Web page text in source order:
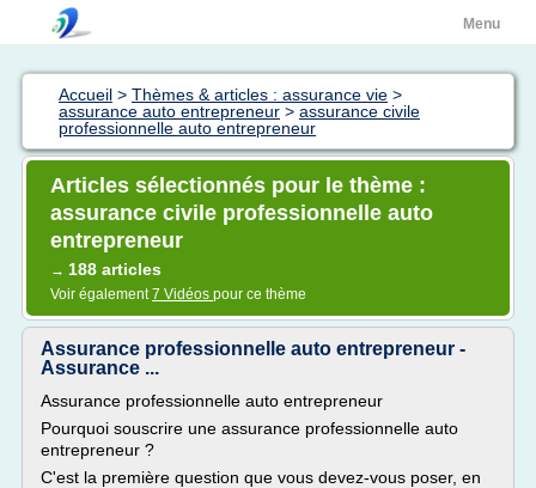
Menu
Accueil > Thèmes & articles : assurance vie >
assurance auto entrepreneur > assurance civile
professionnelle auto entrepreneur
Articles sélectionnés pour le thème :
assurance civile professionnelle auto
entrepreneur
→ 188 articles
Voir également7 Vidéos pour ce thème
Assurance professionnelle auto entrepreneur -
Assurance ...
Assurance professionnelle auto entrepreneur
Pourquoi souscrire une assurance professionnelle auto
entrepreneur ?
C'est la première question que vous devez-vous poser, en